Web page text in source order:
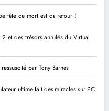
tête de mort est de retour !
et des trésors annulés du Virtual
par Tony Barnes
ultime fait des miracles sur PC